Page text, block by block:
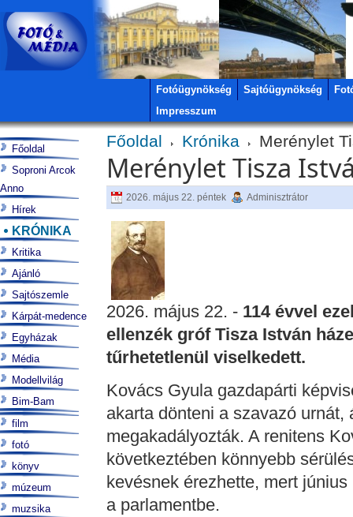
Fotóügynökség Sajtóügynökség
Impresszum
Főoldal Krónika Merénylet
Merénylet Tisza
2026. május 22. péntek Adminisztrátor
2026. május 22. -114 évvel
ellenzék gróf Tisza István
tűrhetetlenül viselkedett.
Kovács Gyula gazdapárti
akarta dönteni a szavazó
megakadályozták. A renitens
következtében könnyebb
kevésnek érezhette, mert
a parlamentbe.
Főoldal
Soproni Arcok
Anno
Hírek
KRÓNIKA
Kritika
Ajánló
Sajtószemle
Kárpát-medence
Egyházak
Média
Modellvilág
Bim-Bam
film
fotó
könyv
múzeum
muzsika